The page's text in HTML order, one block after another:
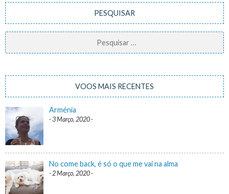
PESQUISAR
Pesquisar
por:
VOOS MAIS RECENTES
Arménia
3 Março, 2020
No come back, é só o que me vai na alma
2 Março, 2020